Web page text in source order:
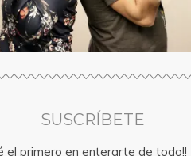
SUSCRÍBETE
el primero en enterarte de todo!!